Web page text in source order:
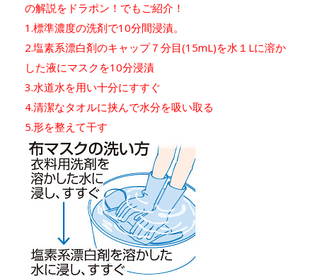
の解説をドラポン！でもご紹介！
1.標準濃度の洗剤で10分間浸漬。
2.塩素系漂白剤のキャップ７分目(15mL)を水１Lに溶か
した液にマスクを10分浸漬
3.水道水を用い十分にすすぐ
4.清潔なタオルに挟んで水分を吸い取る
5.形を整えて干す